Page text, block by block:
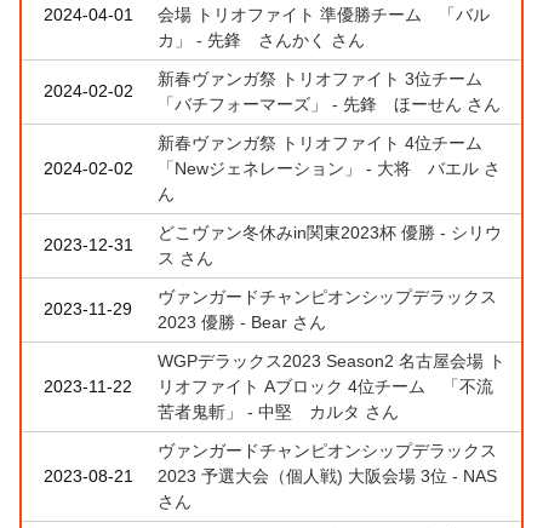
2024-04-01
会場 トリオファイト 準優勝チーム 「バル
カ」 - 先鋒 さんかく さん
2024-02-02
新春ヴァンガ祭 トリオファイト 3位チーム
「バチフォーマーズ」 - 先鋒 ほーせん さん
2024-02-02
新春ヴァンガ祭 トリオファイト 4位チーム
「Newジェネレーション」 - 大将 バエル さ
ん
2023-12-31
どこヴァン冬休みin関東2023杯 優勝 - シリウ
ス さん
2023-11-29
ヴァンガードチャンピオンシップデラックス
2023 優勝 - Bear さん
2023-11-22
WGPデラックス2023 Season2 名古屋会場 ト
リオファイト Aブロック 4位チーム 「不流
苦者鬼斬」 - 中堅 カルタ さん
2023-08-21
ヴァンガードチャンピオンシップデラックス
2023 予選大会（個人戦) 大阪会場 3位 - NAS
さん